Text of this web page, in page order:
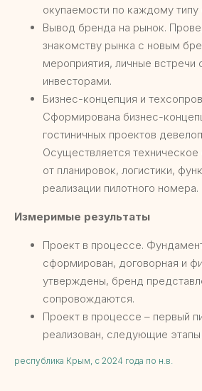
окупаемости по каждому типу
Вывод бренда на рынок.
знакомству рынка с новым
мероприятия, личные встречи
инвесторами.
Бизнес-концепция и
Сформирована бизнес-
гостиничных проектов
Осуществляется
от планировок, логистики,
реализации пилотного номера.
Измеримые результаты
Проект в процессе.
сформирован, договорная и
утверждены, бренд
сопровождаются.
Проект в процессе – первый
реализован, следующие этапы
республика Крым, с 2024 года по н.в.